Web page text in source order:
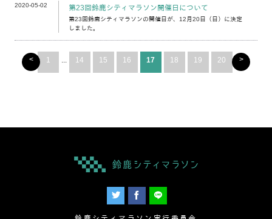
2020-05-02 第23回鈴鹿シティマラソン開催日について
第23回鈴鹿シティマラソンの開催日が、12月20日（日）に決定
しました。
< 1 ... 14 15 16 17 18 19 20 >